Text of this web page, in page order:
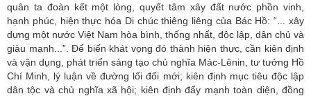
quân ta đoàn kết một lòng, quyết tâm xây đất nước phồn vinh,
hạnh phúc, hiện thực hóa Di chúc thiêng liêng của Bác Hồ: “... xây
dựng một nước Việt Nam hòa bình, thống nhất, độc lập, dân chủ và
giàu mạnh...”. Để biến khát vọng đó thành hiện thực, cần kiên định
và vận dụng, phát triển sáng tạo chủ nghĩa Mác-Lênin, tư tưởng Hồ
Chí Minh, lý luận về đường lối đổi mới; kiên định mục tiêu độc lập
dân tộc và chủ nghĩa xã hội; kiên định đẩy mạnh toàn diện, đồng